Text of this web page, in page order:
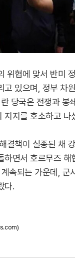
위협에 맞서 반미
고 있으며, 정부 차
당국은 전쟁과
지지를 호소하고 나
결책이 실종된 채
하면서 호르무즈
속되는 가운데, 군
다.